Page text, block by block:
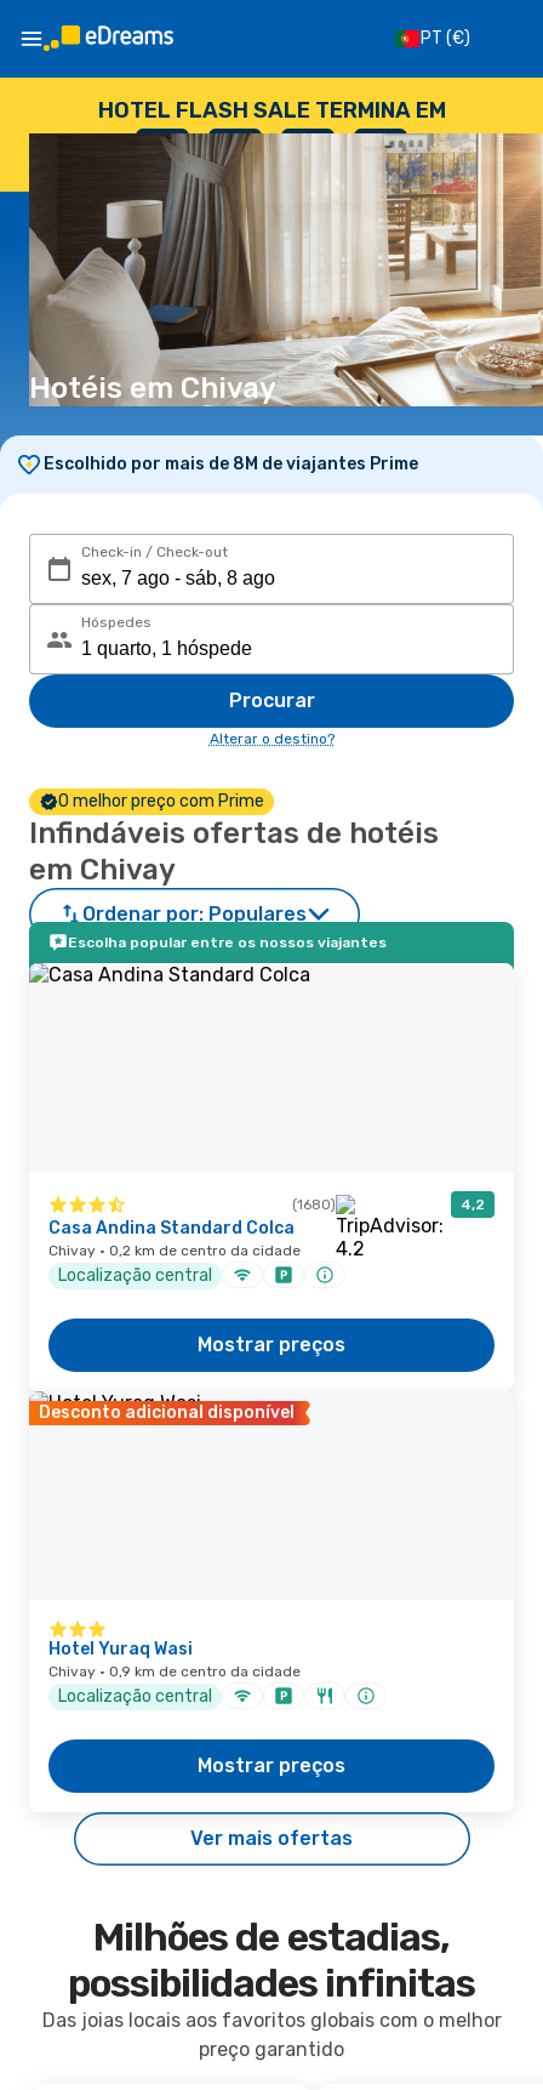
PT (€)
HOTEL FLASH SALE TERMINA EM
--
DIAS
: --
HORAS
: --
SEGUNDOS
Hotéis em Chivay
Escolhido por mais de 8M de viajantes Prime
Check-in / Check-out
Hóspedes
Procurar
Alterar o destino?
O melhor preço com Prime
Infindáveis ofertas de hotéis
em Chivay
Ordenar por: Populares
Escolha popular entre os nossos viajantes
(1680) 4,2
Casa Andina Standard Colca
Chivay · 0,2 km de centro da cidade
Localização central
Mostrar preços
Desconto adicional disponível
Hotel Yuraq Wasi
Chivay · 0,9 km de centro da cidade
Localização central
Mostrar preços
Ver mais ofertas
Milhões de estadias,
possibilidades infinitas
Das joias locais aos favoritos globais com o melhor
preço garantido